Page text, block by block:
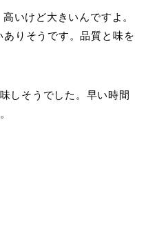
いけど大きいんですよ。
りそうです。品質と味を
しそうでした。早い時間